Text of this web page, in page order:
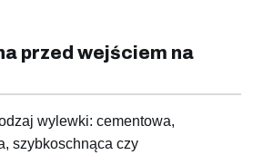
przed wejściem na
wylewki: cementowa,
szybkoschnąca czy